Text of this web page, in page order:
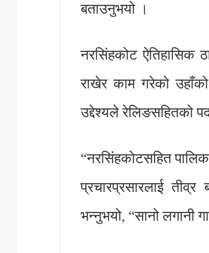
बताउनुभयो ।
नरसिंहकोट ऐतिहासिक
राखेर काम गरेको
उद्देश्यले रेलिङसहितको
“नरसिंहकोटसहित
प्रचारप्रसारलाई
भन्नुभयो, “सानो लगानी